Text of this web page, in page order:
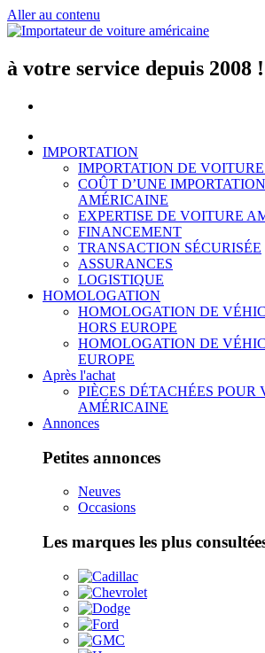
Aller au contenu
à votre service depuis 2008 !
IMPORTATION
IMPORTATION DE
COÛT D’UNE
AMÉRICAINE
EXPERTISE DE VOITURE
FINANCEMENT
TRANSACTION SÉCURISÉE
ASSURANCES
LOGISTIQUE
HOMOLOGATION
HOMOLOGATION DE
HORS EUROPE
HOMOLOGATION DE
EUROPE
Après l'achat
PIÈCES DÉTACHÉES POUR
AMÉRICAINE
Annonces
Petites annonces
Neuves
Occasions
Les marques les plus